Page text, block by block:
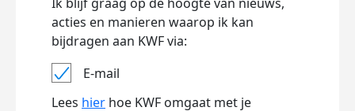
acties en manieren waarop ik kan
bijdragen aan KWF via:
E-mail
Lees hier hoe KWF omgaat met je